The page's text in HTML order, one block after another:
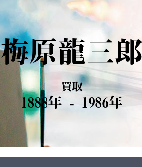
梅原龍三
買取
1888年 - 1986年